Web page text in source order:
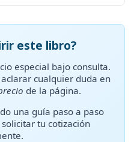
este libro?
especial bajo consulta.
cualquier duda en
de la página.
una guía paso a paso
tu cotización